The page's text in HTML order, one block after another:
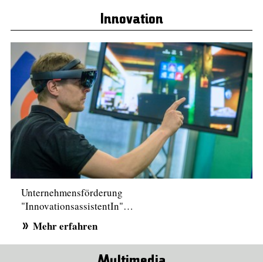
Innovation
Unternehmensförderung
"InnovationsassistentIn"…
Mehr erfahren